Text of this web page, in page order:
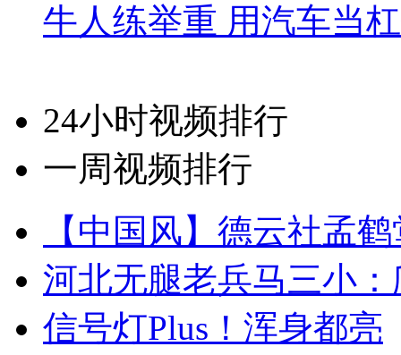
牛人练举重 用汽车当
24小时视频排行
一周视频排行
【中国风】德云社孟
河北无腿老兵马三小
信号灯Plus！浑身都亮